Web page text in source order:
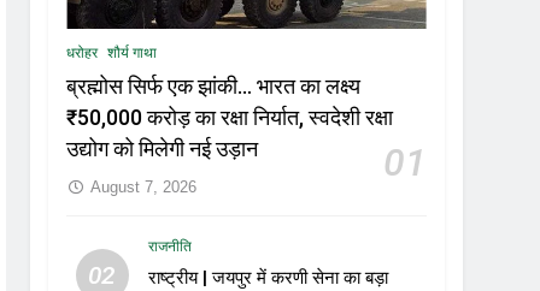
धरोहर शौर्य गाथा
ब्रह्मोस सिर्फ एक झांकी… भारत का लक्ष्य
₹50,000 करोड़ का रक्षा निर्यात, स्वदेशी रक्षा
उद्योग को मिलेगी नई उड़ान
01
August 7, 2026
02
राजनीति
राष्ट्रीय | जयपुर में करणी सेना का बड़ा